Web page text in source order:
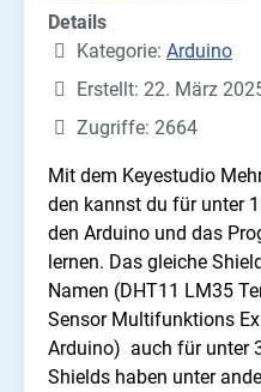
Details
Kategorie: Arduino
Erstellt: 22. März
Zugriffe: 2664
Mit dem Keyestudio
den kannst du für unter
den Arduino und das
lernen. Das gleiche
Namen (DHT11 LM35
Sensor Multifunktions
Arduino) auch für unter
Shields haben unter